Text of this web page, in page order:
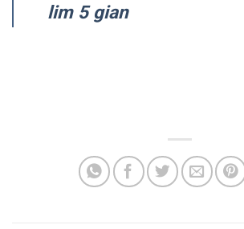
lim 5 gian